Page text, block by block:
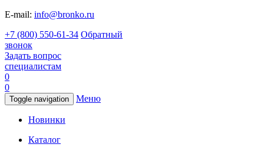
E-mail: info@bronko.ru
+7 (800) 550-61-34 Обратный
звонок
Задать вопрос
специалистам
0
0
Toggle navigation Меню
Новинки
Каталог